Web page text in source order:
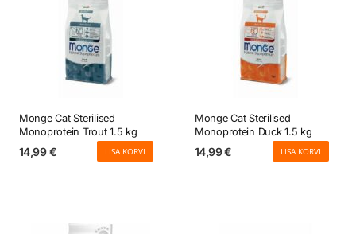
Monge Cat Sterilised
Monoprotein Trout 1.5 kg
14,99€ LISA KORVI
Monge Cat Sterilised
Monoprotein Duck 1.5 kg
14,99€ LISA KORVI